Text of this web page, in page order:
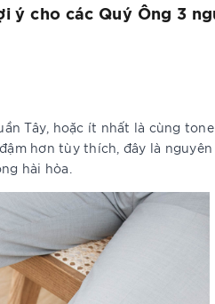
ý cho các Quý Ông 3
Tây, hoặc ít nhất là cùng
hơn tùy thích, đây là
hài hòa.